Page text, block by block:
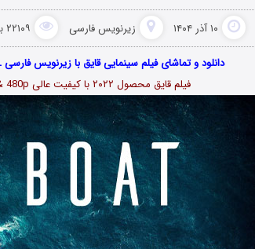
۱۰ آذر ۱۴۰۴ زیرنویس فارسی ۲۲۱۰۹ بازدید
دانلود و تماشای فیلم سینمایی قایق با زیرنویس فارسی The Boat 2022 WEB-DL
فیلم قایق محصول ۲۰۲۲ با کیفیت عالی 1080p & 720p & 480p